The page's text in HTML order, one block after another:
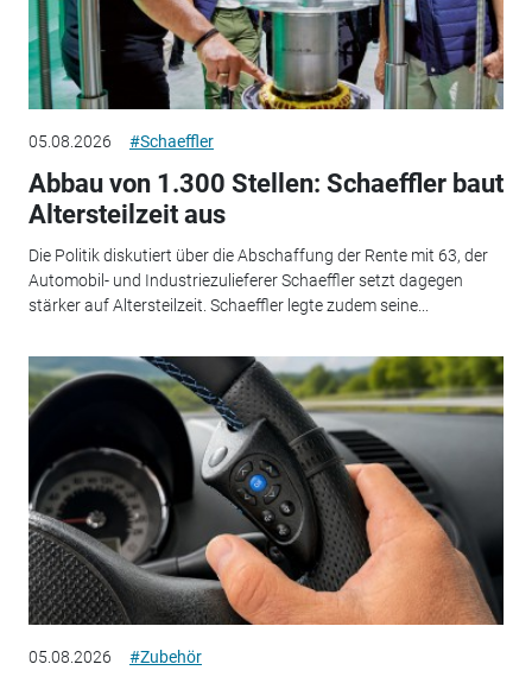
05.08.2026 #Schaeffler
Abbau von 1.300 Stellen: Schaeffler baut
Altersteilzeit aus
Die Politik diskutiert über die Abschaffung der Rente mit 63, der
Automobil- und Industriezulieferer Schaeffler setzt dagegen
stärker auf Altersteilzeit. Schaeffler legte zudem seine...
05.08.2026 #Zubehör